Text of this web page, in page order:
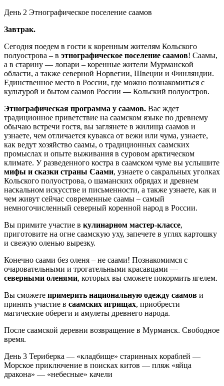
День 2 Этнографическое поселение саамов
Завтрак.
Сегодня поедем в гости к коренным жителям Кольского
полуострова – в этнографическое поселение саамов! Саамы,
а в старину — лопари – коренные жители Мурманской
области, а также северной Норвегии, Швеции и Финляндии.
Единственное место в России, где можно познакомиться с
культурой и бытом саамов России — Кольский полуостров.
Этнографическая программа у саамов. Вас ждет
традиционное приветствие на саамском языке по древнему
обычаю встречи гостя, вы заглянете в жилища саамов и
узнаете, чем отличается кувакса от вежи или чума, узнаете,
как ведут хозяйство саамы, о традиционных саамских
промыслах и опыте выживания в суровом арктическом
климате. У разведенного костра в саамском чуме вы услышите
мифы и сказки страны Саами, узнаете о сакральных уголках
Кольского полуострова, о шаманских обрядах и древнем
наскальном искусстве и письменности, а также узнаете, как и
чем живут сейчас современные саамы – самый
немногочисленный северный коренной народ в России.
Вы примите участие в кулинарном мастер-классе,
приготовите на огне саамскую уху, запечете в углях картошку
и свежую оленью вырезку.
Конечно саами без оленя – не саами! Познакомимся с
очаровательными и трогательными красавцами —
северными оленями, которых вы сможете покормить ягелем.
Вы сможете примерить национальную одежду саамов и
принять участие в саамских игрищах, приобрести
магические обереги и амулеты древнего народа.
После саамской деревни возвращение в Мурманск. Свободное
время.
День 3 Териберка — «кладбище» старинных кораблей —
Морское приключение в поисках китов — пляж «яйца
дракона» — «небесные» качели